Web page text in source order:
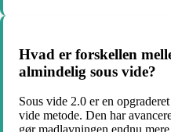
Hvad er forskellen
almindelig sous vide?
Sous vide 2.0 er en
vide metode. Den har